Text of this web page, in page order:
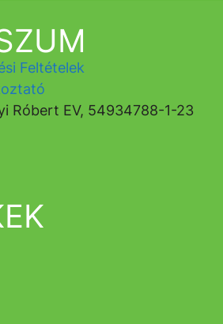
Feltételek
Róbert EV, 54934788-1-23